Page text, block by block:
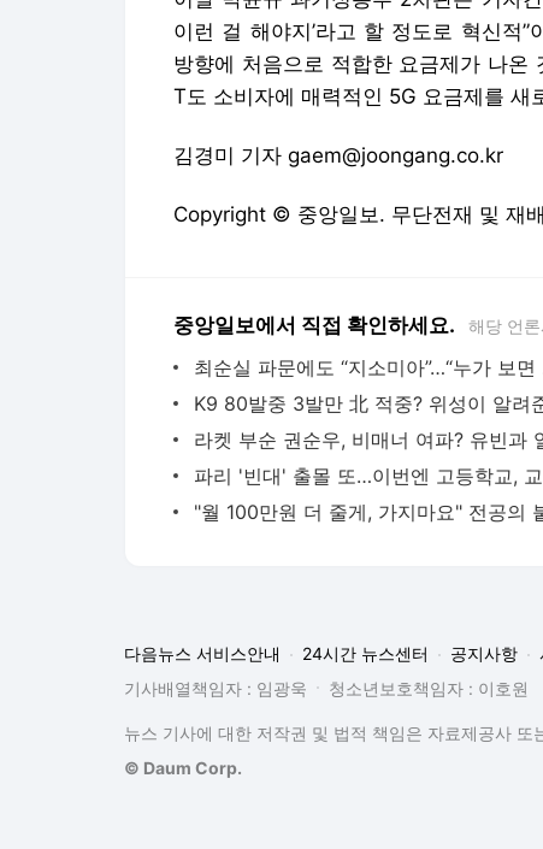
이런 걸 해야지’라고 할 정도로 혁신적
방향에 처음으로 적합한 요금제가 나온
T도 소비자에 매력적인 5G 요금제를 새
김경미 기자 gaem@joongang.co.kr
Copyright © 중앙일보. 무단전재 및 재
중앙일보에서 직접 확인하세요. 해당 언
다음뉴스 서비스안내 24시간 뉴스센터 공지사항
기사배열책임자 : 임광욱
청소년보호책임자 : 이호원
뉴스 기사에 대한 저작권 및 법적 책임은 자료제공사
© Daum Corp.